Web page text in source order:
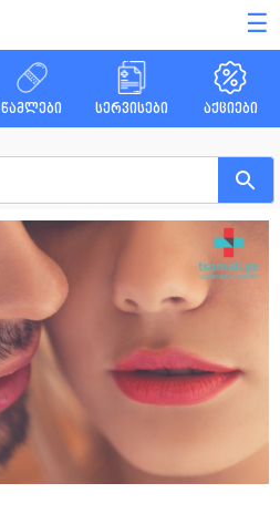
☰
წამლები სერვისები აქციები